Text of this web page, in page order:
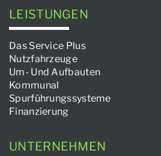
LEISTUNGEN
Das Service Plus
Nutzfahrzeuge
Um- Und Aufbauten
Kommunal
Spurführungssysteme
Finanzierung
UNTERNEHMEN